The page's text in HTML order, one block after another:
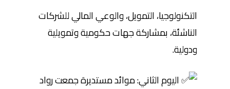
التكنولوجيا، التمويل، والوعي المالي للشركات
الناشئة، بمشاركة جهات حكومية وتمويلية
ودولية.
اليوم الثاني: موائد مستديرة جمعت رواد